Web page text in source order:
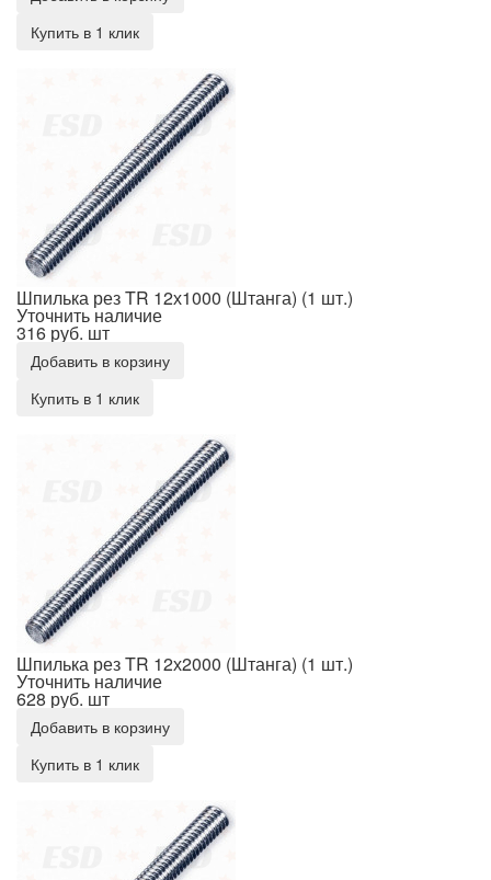
Купить в 1 клик
Шпилька рез TR 12х1000 (Штанга) (1 шт.)
Уточнить наличие
316 руб. шт
Добавить в корзину
Купить в 1 клик
Шпилька рез TR 12х2000 (Штанга) (1 шт.)
Уточнить наличие
628 руб. шт
Добавить в корзину
Купить в 1 клик